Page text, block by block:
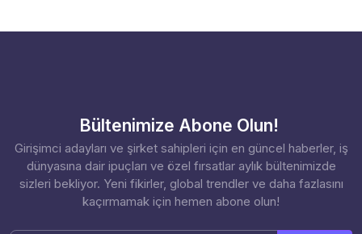
Bültenimize Abone Olun!
Girişimci adayları ve şirket sahipleri için en güncel haberler, iş
dünyasına dair ipuçları ve özel fırsatlar aylık bültenimizde
sizleri bekliyor. Yeni fikirler, global trendler ve daha fazlasını
kaçırmamak için hemen abone olun!